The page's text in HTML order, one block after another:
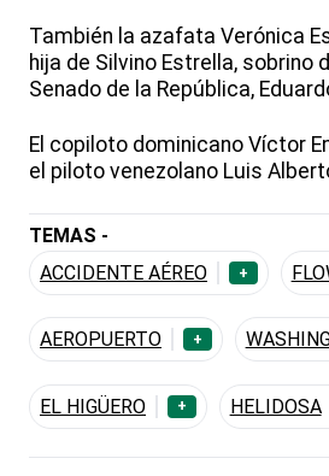
También la azafata Verónica
hija de Silvino Estrella, sobrino
Senado de la República,
El copiloto dominicano Víctor
el piloto venezolano Luis
TEMAS -
ACCIDENTE AÉREO
+
AEROPUERTO +
EL HIGÜERO + HELIDOSA